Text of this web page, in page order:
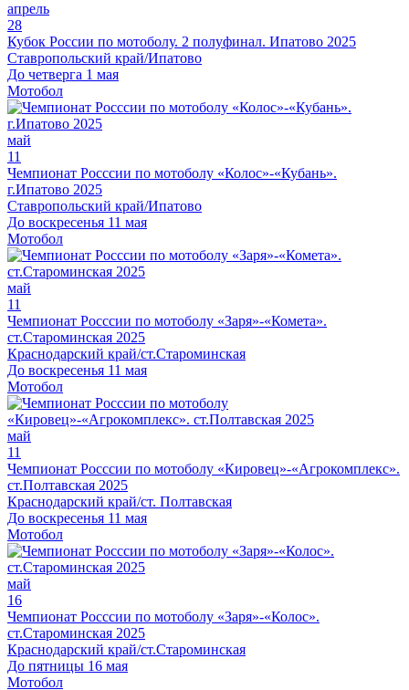
апрель
28
Кубок России по мотоболу. 2 полуфинал. Ипатово 2025
Ставропольский край/Ипатово
До четверга 1 мая
Мотобол
май
11
Чемпионат Росссии по мотоболу «Колос»-«Кубань».
г.Ипатово 2025
Ставропольский край/Ипатово
До воскресенья 11 мая
Мотобол
май
11
Чемпионат Росссии по мотоболу «Заря»-«Комета».
ст.Староминская 2025
Краснодарский край/ст.Староминская
До воскресенья 11 мая
Мотобол
май
11
Чемпионат Росссии по мотоболу «Кировец»-«Агрокомплекс».
ст.Полтавская 2025
Краснодарский край/ст. Полтавская
До воскресенья 11 мая
Мотобол
май
16
Чемпионат Росссии по мотоболу «Заря»-«Колос».
ст.Староминская 2025
Краснодарский край/ст.Староминская
До пятницы 16 мая
Мотобол